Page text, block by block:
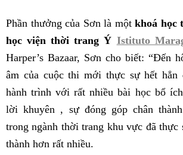
Phần thưởng của Sơn là một khoá học
học viện thời trang Ý Istituto
Harper’s Bazaar, Sơn cho biết: “Đến
âm của cuộc thi mới thực sự hết
hành trình với rất nhiều bài học bổ
lời khuyên , sự đóng góp chân
trong ngành thời trang khu vực đã
thành hơn rất nhiều.